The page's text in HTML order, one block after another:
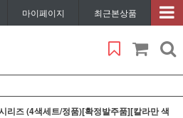
마이페이지 최근본상품
리즈 (4색세트/정품)[확정발주품][칼라만 색